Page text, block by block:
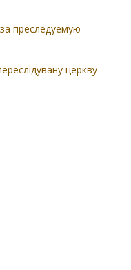
преследуемую
церкву